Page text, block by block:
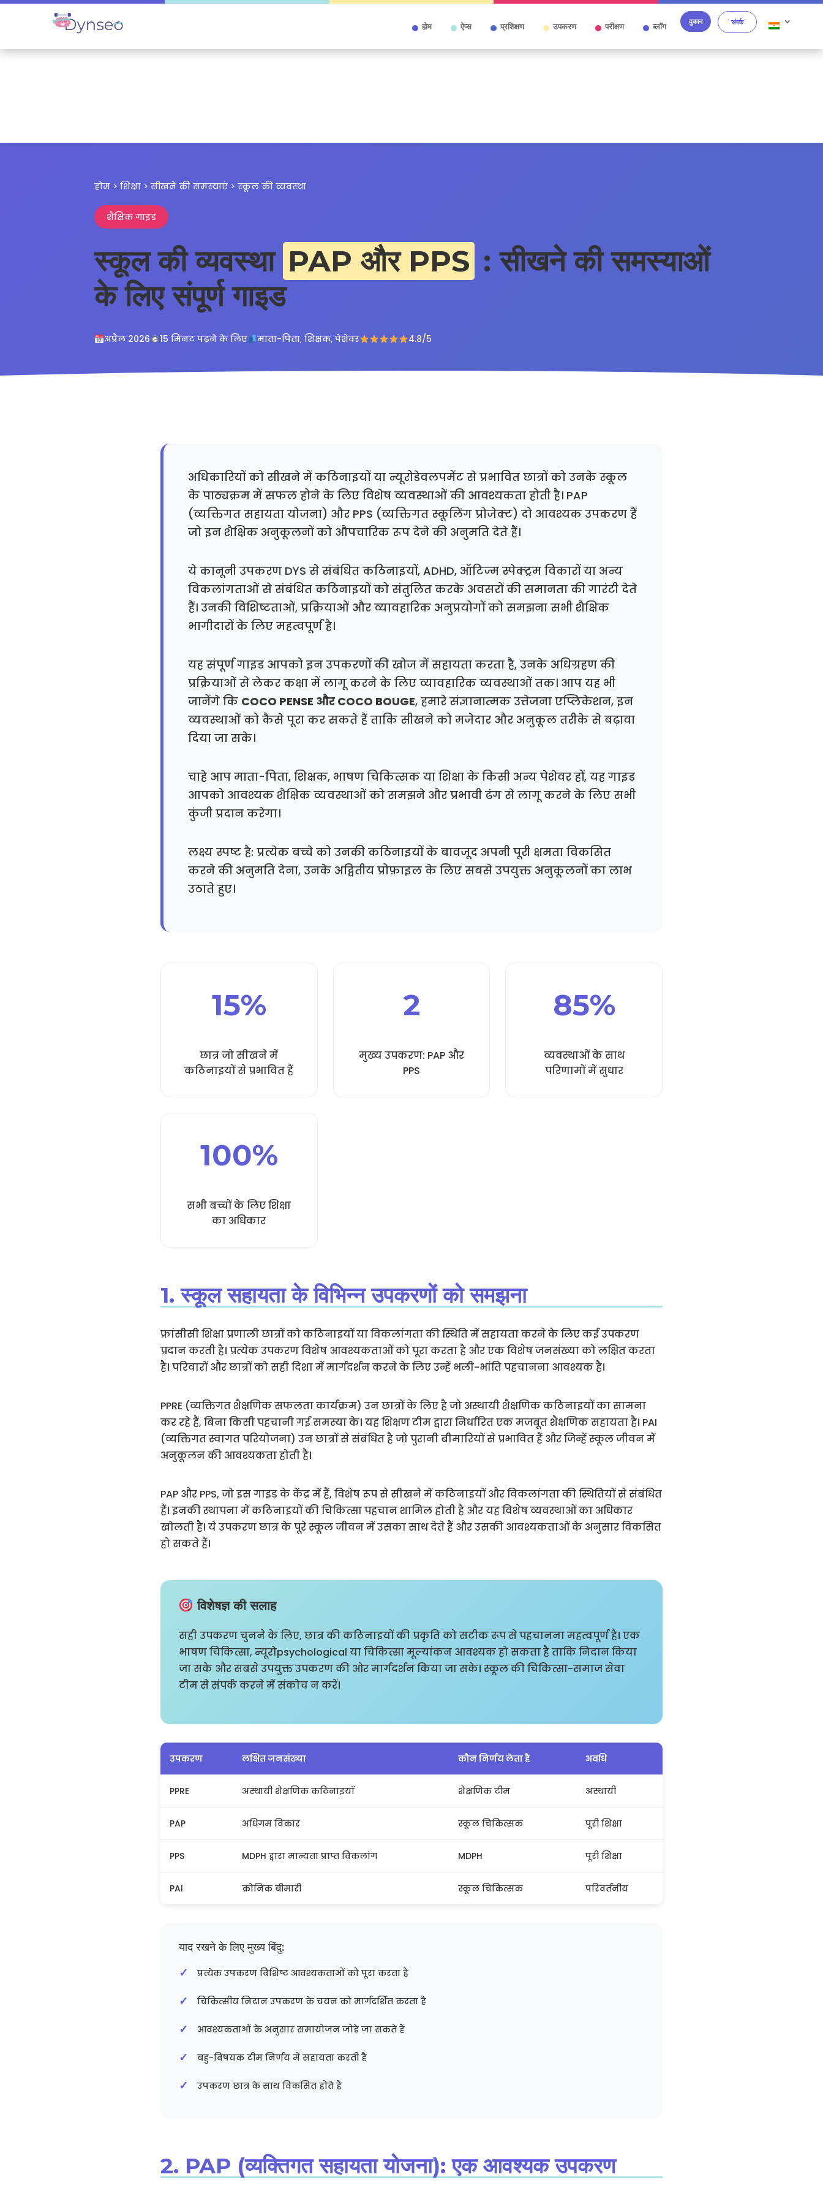
होम ऐप्स प्रशिक्षण उपकरण परीक्षण ब्लॉग दुकान `संपर्क`
होम > शिक्षा > सीखने की समस्याएं > स्कूल की व्यवस्था
शैक्षिक गाइड
स्कूल की व्यवस्था PAP और PPS : सीखने की समस्याओं
के लिए संपूर्ण गाइड
अप्रैल 2026 15 मिनट पढ़ने के लिए माता-पिता, शिक्षक, पेशेवर 4.8/5
अधिकारियों को सीखने में कठिनाइयों या न्यूरोडेवलपमेंट से प्रभावित छात्रों को उनके स्कूल
के पाठ्यक्रम में सफल होने के लिए विशेष व्यवस्थाओं की आवश्यकता होती है। PAP
(व्यक्तिगत सहायता योजना) और PPS (व्यक्तिगत स्कूलिंग प्रोजेक्ट) दो आवश्यक उपकरण हैं
जो इन शैक्षिक अनुकूलनों को औपचारिक रूप देने की अनुमति देते हैं।
ये कानूनी उपकरण DYS से संबंधित कठिनाइयों, ADHD, ऑटिज्म स्पेक्ट्रम विकारों या अन्य
विकलांगताओं से संबंधित कठिनाइयों को संतुलित करके अवसरों की समानता की गारंटी देते
हैं। उनकी विशिष्टताओं, प्रक्रियाओं और व्यावहारिक अनुप्रयोगों को समझना सभी शैक्षिक
भागीदारों के लिए महत्वपूर्ण है।
यह संपूर्ण गाइड आपको इन उपकरणों की खोज में सहायता करता है, उनके अधिग्रहण की
प्रक्रियाओं से लेकर कक्षा में लागू करने के लिए व्यावहारिक व्यवस्थाओं तक। आप यह भी
जानेंगे कि COCO PENSE और COCO BOUGE, हमारे संज्ञानात्मक उत्तेजना एप्लिकेशन, इन
व्यवस्थाओं को कैसे पूरा कर सकते हैं ताकि सीखने को मजेदार और अनुकूल तरीके से बढ़ावा
दिया जा सके।
चाहे आप माता-पिता, शिक्षक, भाषण चिकित्सक या शिक्षा के किसी अन्य पेशेवर हों, यह गाइड
आपको आवश्यक शैक्षिक व्यवस्थाओं को समझने और प्रभावी ढंग से लागू करने के लिए सभी
कुंजी प्रदान करेगा।
लक्ष्य स्पष्ट है: प्रत्येक बच्चे को उनकी कठिनाइयों के बावजूद अपनी पूरी क्षमता विकसित
करने की अनुमति देना, उनके अद्वितीय प्रोफ़ाइल के लिए सबसे उपयुक्त अनुकूलनों का लाभ
उठाते हुए।
15%
छात्र जो सीखने में
कठिनाइयों से प्रभावित हैं
2
मुख्य उपकरण: PAP और
PPS
85%
व्यवस्थाओं के साथ
परिणामों में सुधार
100%
सभी बच्चों के लिए शिक्षा
का अधिकार
1. स्कूल सहायता के विभिन्न उपकरणों को समझना
फ्रांसीसी शिक्षा प्रणाली छात्रों को कठिनाइयों या विकलांगता की स्थिति में सहायता करने के लिए कई उपकरण
प्रदान करती है। प्रत्येक उपकरण विशेष आवश्यकताओं को पूरा करता है और एक विशेष जनसंख्या को लक्षित करता
है। परिवारों और छात्रों को सही दिशा में मार्गदर्शन करने के लिए उन्हें भली-भांति पहचानना आवश्यक है।
PPRE (व्यक्तिगत शैक्षणिक सफलता कार्यक्रम) उन छात्रों के लिए है जो अस्थायी शैक्षणिक कठिनाइयों का सामना
कर रहे हैं, बिना किसी पहचानी गई समस्या के। यह शिक्षण टीम द्वारा निर्धारित एक मजबूत शैक्षणिक सहायता है। PAI
(व्यक्तिगत स्वागत परियोजना) उन छात्रों से संबंधित है जो पुरानी बीमारियों से प्रभावित हैं और जिन्हें स्कूल जीवन में
अनुकूलन की आवश्यकता होती है।
PAP और PPS, जो इस गाइड के केंद्र में हैं, विशेष रूप से सीखने में कठिनाइयों और विकलांगता की स्थितियों से संबंधित
हैं। इनकी स्थापना में कठिनाइयों की चिकित्सा पहचान शामिल होती है और यह विशेष व्यवस्थाओं का अधिकार
खोलती है। ये उपकरण छात्र के पूरे स्कूल जीवन में उसका साथ देते हैं और उसकी आवश्यकताओं के अनुसार विकसित
हो सकते हैं।
विशेषज्ञ की सलाह
सही उपकरण चुनने के लिए, छात्र की कठिनाइयों की प्रकृति को सटीक रूप से पहचानना महत्वपूर्ण है। एक
भाषण चिकित्सा, न्यूरोpsychological या चिकित्सा मूल्यांकन आवश्यक हो सकता है ताकि निदान किया
जा सके और सबसे उपयुक्त उपकरण की ओर मार्गदर्शन किया जा सके। स्कूल की चिकित्सा-समाज सेवा
टीम से संपर्क करने में संकोच न करें।
उपकरण लक्षित जनसंख्या कौन निर्णय लेता है अवधि
PPRE अस्थायी शैक्षणिक कठिनाइयाँ शैक्षणिक टीम अस्थायी
PAP अधिगम विकार स्कूल चिकित्सक पूरी शिक्षा
PPS MDPH द्वारा मान्यता प्राप्त विकलांग MDPH पूरी शिक्षा
PAI क्रोनिक बीमारी स्कूल चिकित्सक परिवर्तनीय
याद रखने के लिए मुख्य बिंदु:
प्रत्येक उपकरण विशिष्ट आवश्यकताओं को पूरा करता है
चिकित्सीय निदान उपकरण के चयन को मार्गदर्शित करता है
आवश्यकताओं के अनुसार समायोजन जोड़े जा सकते हैं
बहु-विषयक टीम निर्णय में सहायता करती है
उपकरण छात्र के साथ विकसित होते हैं
2. PAP (व्यक्तिगत सहायता योजना): एक आवश्यक उपकरण